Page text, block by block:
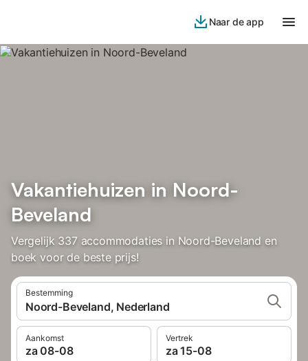
Naar de app
Vakantiehuizen in Noord-
Beveland
Vergelijk 337 accommodaties in Noord-Beveland en
boek voor de beste prijs!
Bestemming
Noord-Beveland, Nederland
Aankomst
za 08-08
Vertrek
za 15-08